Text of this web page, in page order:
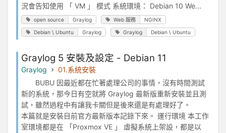
況會告知使用 「 VM 」 模式 系統環境： Debian 10 We...
open source Graylog Web 服務 NGINX
Debian \ Ubuntu Graylog Graylog Debian \ Ubuntu
Graylog 5 安裝及設定 - Debian 11
Graylog
01.系統安裝
BUBU 因最近都在忙著處理公司的事情，沒有時間測試
新的系統，那今日有空就將 Graylog 最新版重新安裝並且測
試，雖然過程中有讓我卡關但是後來還是有處理好了。
本篇就是安裝目前官方最新版本記錄下來。 運行環境 本工作
室環境都是在 「Proxmox VE 」 虛擬系統上架設，都是以